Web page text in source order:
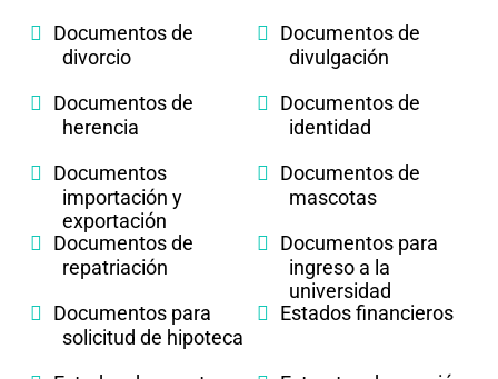
Documentos de
divorcio
Documentos de
divulgación
Documentos de
herencia
Documentos de
identidad
Documentos
importación y
exportación
Documentos de
mascotas
Documentos de
repatriación
Documentos para
ingreso a la
universidad
Documentos para
solicitud de hipoteca
Estados financieros